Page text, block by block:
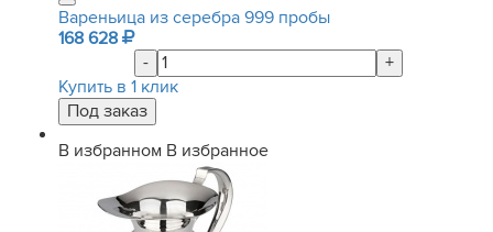
Вареньица из серебра 999 пробы
168 628
-
+
Купить в 1 клик
В избранном В избранное